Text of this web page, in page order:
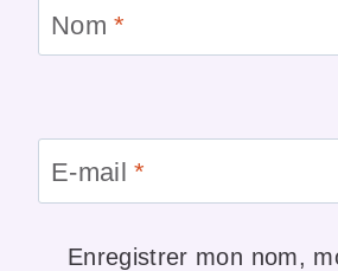
Nom*
E-mail*
Enregistrer mon nom,